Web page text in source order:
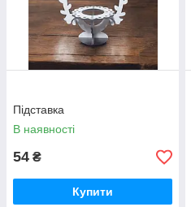
Підставка
В наявності
54 ₴
Купити